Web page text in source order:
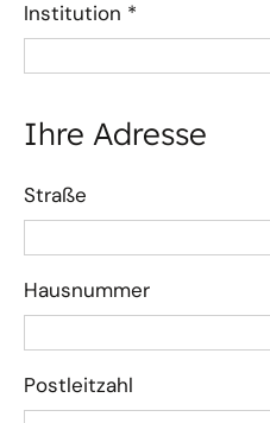
Institution *
Ihre Adresse
Straße
Hausnummer
Postleitzahl